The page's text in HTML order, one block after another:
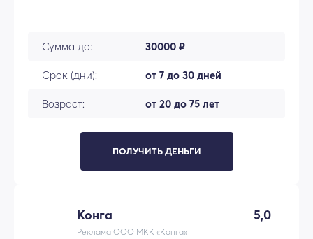
Сумма до: 30000 ₽
Срок (дни): от 7 до 30 дней
Возраст: от 20 до 75 лет
ПОЛУЧИТЬ ДЕНЬГИ
Конга 5,0
Реклама ООО МКК «Конга»